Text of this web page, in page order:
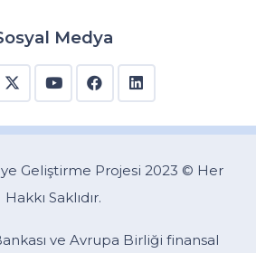
Medya
Geliştirme Projesi 2023 © Her
Hakkı Saklıdır.
ve Avrupa Birliği finansal